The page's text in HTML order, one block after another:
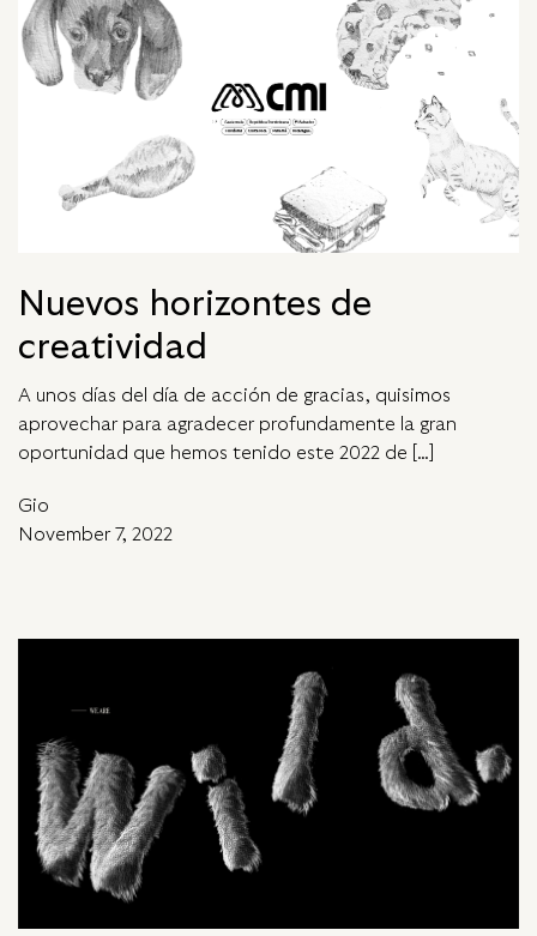
Nuevos horizontes de
creatividad
A unos días del día de acción de gracias, quisimos
aprovechar para agradecer profundamente la gran
oportunidad que hemos tenido este 2022 de […]
Gio
November 7, 2022